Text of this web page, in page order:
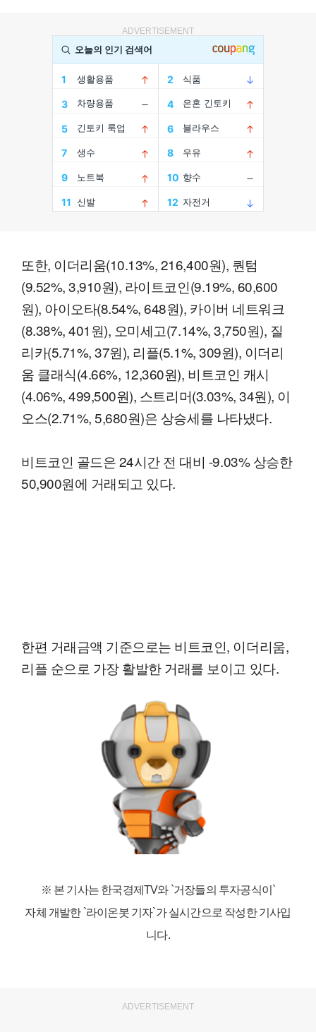
ADVERTISEMENT
또한, 이더리움(10.13%, 216,400원), 퀀텀
(9.52%, 3,910원), 라이트코인(9.19%, 60,600
원), 아이오타(8.54%, 648원), 카이버 네트워크
(8.38%, 401원), 오미세고(7.14%, 3,750원), 질
리카(5.71%, 37원), 리플(5.1%, 309원), 이더리
움 클래식(4.66%, 12,360원), 비트코인 캐시
(4.06%, 499,500원), 스트리머(3.03%, 34원), 이
오스(2.71%, 5,680원)은 상승세를 나타냈다.
비트코인 골드은 24시간 전 대비 -9.03% 상승한
50,900원에 거래되고 있다.
한편 거래금액 기준으로는 비트코인, 이더리움,
리플 순으로 가장 활발한 거래를 보이고 있다.
※ 본 기사는 한국경제TV와 `거장들의 투자공식이`
자체 개발한 `라이온봇 기자`가 실시간으로 작성한 기사입
니다.
ADVERTISEMENT